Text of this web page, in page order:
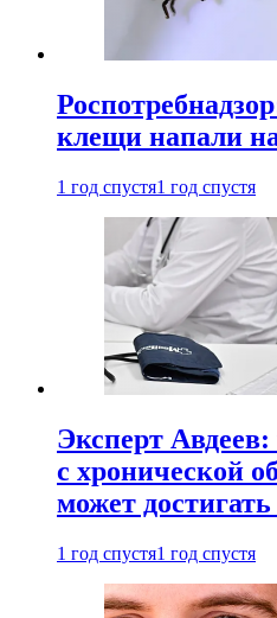
клещи напали
1 год спустя1 год спустя
Эксперт
с хронической
может
1 год спустя1 год спустя